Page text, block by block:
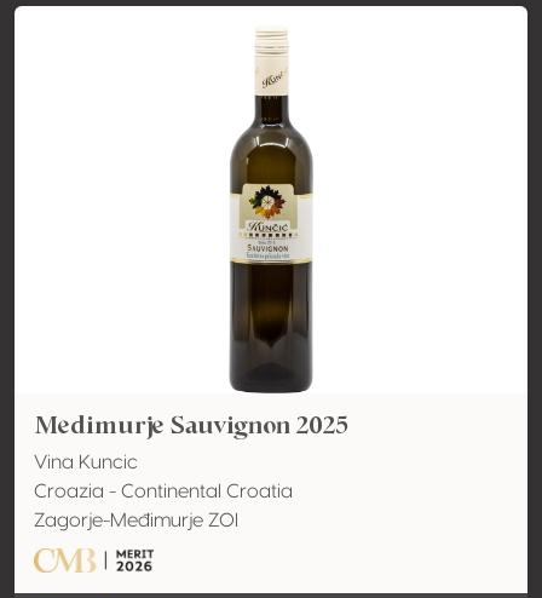
Medimurje Sauvignon 2025
Vina Kuncic
Croazia - Continental Croatia
Zagorje-Međimurje ZOI